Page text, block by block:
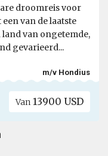
droomreis voor
van de laatste
van ongetemde,
gevarieerd...
m/v Hondius
Van 13900 USD